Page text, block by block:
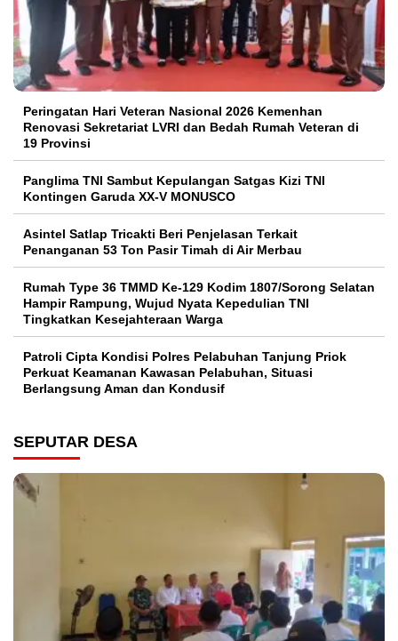
Peringatan Hari Veteran Nasional 2026 Kemenhan
Renovasi Sekretariat LVRI dan Bedah Rumah Veteran di
19 Provinsi
Panglima TNI Sambut Kepulangan Satgas Kizi TNI
Kontingen Garuda XX-V MONUSCO
Asintel Satlap Tricakti Beri Penjelasan Terkait
Penanganan 53 Ton Pasir Timah di Air Merbau
Rumah Type 36 TMMD Ke-129 Kodim 1807/Sorong Selatan
Hampir Rampung, Wujud Nyata Kepedulian TNI
Tingkatkan Kesejahteraan Warga
Patroli Cipta Kondisi Polres Pelabuhan Tanjung Priok
Perkuat Keamanan Kawasan Pelabuhan, Situasi
Berlangsung Aman dan Kondusif
SEPUTAR DESA